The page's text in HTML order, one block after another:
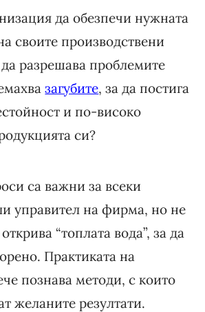
да обезпечи нужната
своите производствени
разрешава проблемите
загубите, за да постига
и по-високо
си?
са важни за всеки
управител на фирма, но не
“топлата вода”, за да
Практиката на
познава методи, с които
желаните резултати.